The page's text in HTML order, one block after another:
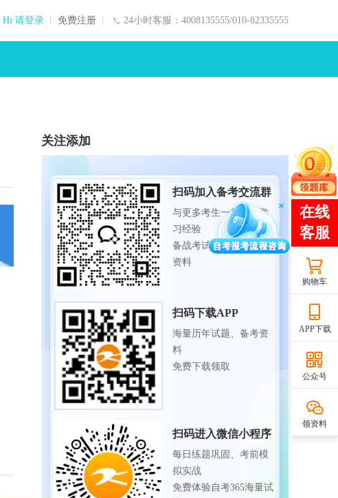
24小时客服：4008135555/010-82335555
Hi 请登录 免费注册
关注添加
扫码加入备考交流群
与更多考生一起交流学
习经验
备战考试，获取试题及
资料
扫码下载APP
海量历年试题、备考资
料
免费下载领取
扫码进入微信小程序
每日练题巩固、考前模
拟实战
免费体验自考365海量试
购物车
APP下载
公众号
领资料